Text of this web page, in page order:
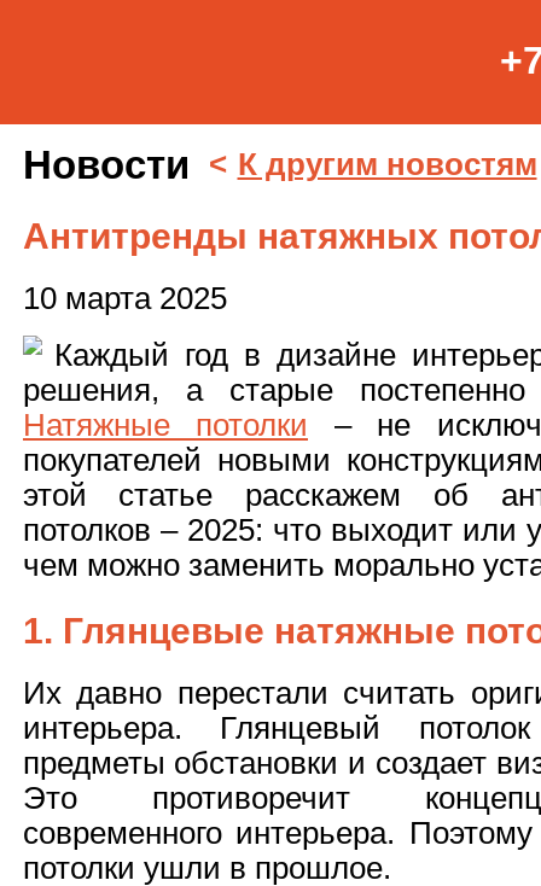
Новости < К другим новостям
Антитренды натяжных
10 марта 2025
Каждый год в дизайне
решения, а старые
Натяжные потолки – не
покупателей новыми
этой статье расскажем об
потолков – 2025: что выходит
чем можно заменить морально
1. Глянцевые натяжные
Их давно перестали считать
интерьера. Глянцевый
предметы обстановки и создает
Это противоречит
современного интерьера.
потолки ушли в прошлое.